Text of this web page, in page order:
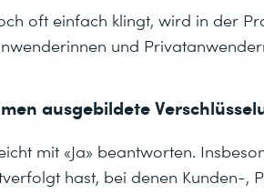
oft einfach klingt, wird in der
und
ausgebildete
mit «Ja» beantworten.
hast, bei denen Kunden-,